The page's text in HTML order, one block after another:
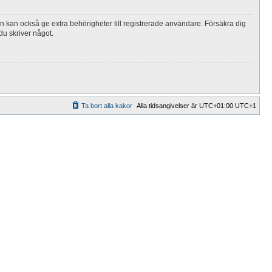
också ge extra behörigheter till registrerade användare. Försäkra dig
skriver något.
Alla tidsangivelser är UTC+01:00 UTC+1
Ta bort alla kakor